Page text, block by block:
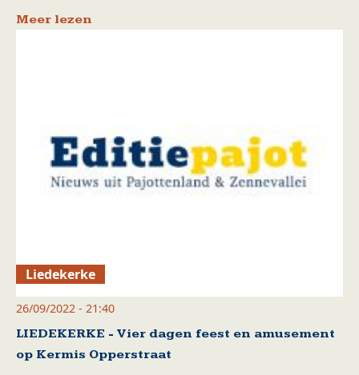
Meer lezen
Liedekerke
26/09/2022 - 21:40
LIEDEKERKE - Vier dagen feest en amusement
op Kermis Opperstraat